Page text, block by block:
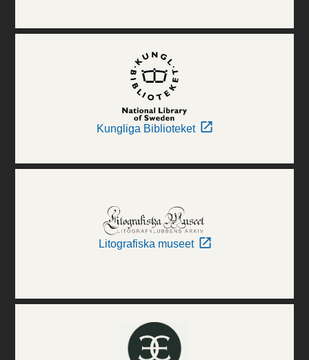
Kungliga Biblioteket
Litografiska museet